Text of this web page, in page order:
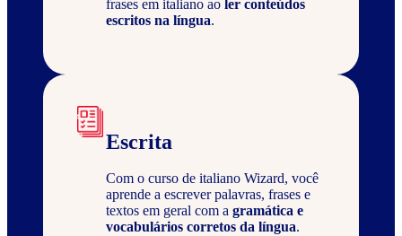
frases em italiano ao ler conteúdos
escritos na língua.
Escrita
Com o curso de italiano Wizard, você
aprende a escrever palavras, frases e
textos em geral com a gramática e
vocabulários corretos da língua.